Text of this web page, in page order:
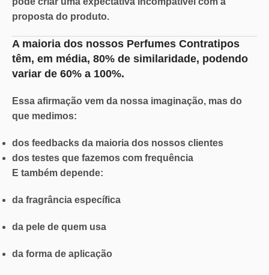
proposta do produto.
A maioria dos nossos Perfumes Contratipos
têm, em média, 80% de similaridade, podendo
variar de 60% a 100%.
Essa afirmação vem da nossa imaginação, mas do
que medimos:
dos feedbacks da maioria dos nossos clientes
dos testes que fazemos com frequência
E também depende:
da fragrância específica
da pele de quem usa
da forma de aplicação